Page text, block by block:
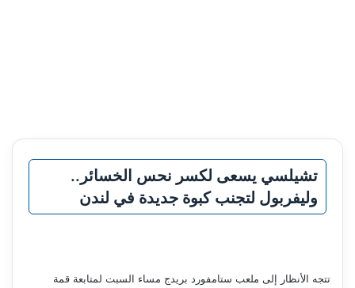
تشيلسي يسعى لكسر نحس الخسائر..
وليفربول لتجنب كبوة جديدة في لندن
تتجه الأنظار إلى ملعب ستامفورد بريدج مساء السبت لمتابعة قمة